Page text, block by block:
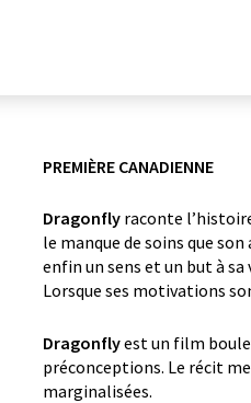
PREMIÈRE CANADIENNE
Dragonfly raconte
le manque de soins que
enfin un sens et un but à sa
Lorsque ses motivations
Dragonflyest un film
préconceptions. Le récit
marginalisées.